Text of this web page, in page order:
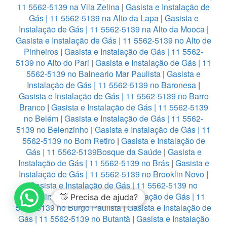
11 5562-5139 na Vila Zelina | Gasista e Instalação de
Gás | 11 5562-5139 na Alto da Lapa| Gasista e
Instalação de Gás | 11 5562-5139 na Alto da Mooca|
Gasista e Instalação de Gás | 11 5562-5139 no Alto de
Pinheiros | Gasista e Instalação de Gás | 11 5562-
5139 no Alto do Pari | Gasista e Instalação de Gás | 11
5562-5139 no Balneario Mar Paulista | Gasista e
Instalação de Gás | 11 5562-5139 no Baronesa |
Gasista e Instalação de Gás | 11 5562-5139 no Barro
Branco| Gasista e Instalação de Gás | 11 5562-5139
no Belém | Gasista e Instalação de Gás | 11 5562-
5139 no Belenzinho | Gasista e Instalação de Gás | 11
5562-5139 no Bom Retiro| Gasista e Instalação de
Gás | 11 5562-5139Bosque da Saúde| Gasista e
Instalação de Gás | 11 5562-5139 no Brás| Gasista e
Instalação de Gás | 11 5562-5139 no Brooklin Novo |
Gasista e Instalação de Gás | 11 5562-5139 no
Brooklin Paulista|Gasista e Instalação de Gás | 11
5562-5139 no Burgo Paulista|Gasista e Instalação de
Gás | 11 5562-5139 no Butantã| Gasista e Instalação
👋 Precisa de ajuda?